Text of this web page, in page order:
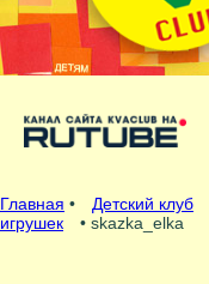
Главная • Детский клуб
игрушек
• skazka_elka